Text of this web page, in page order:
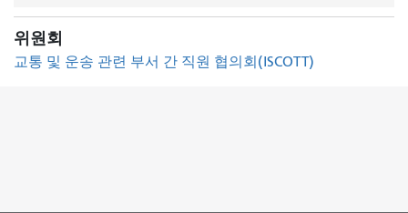
위원회
교통 및 운송 관련 부서 간 직원 협의회(ISCOTT)